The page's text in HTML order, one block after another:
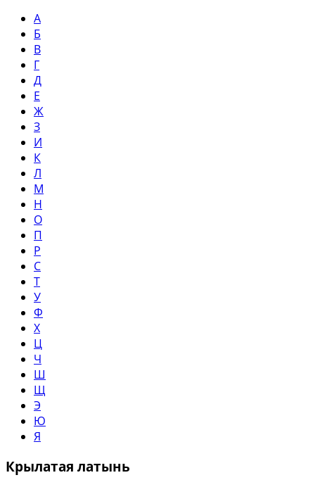
А
Б
В
Г
Д
Е
Ж
З
И
К
Л
М
Н
О
П
Р
С
Т
У
Ф
Х
Ц
Ч
Ш
Щ
Э
Ю
Я
Крылатая латынь